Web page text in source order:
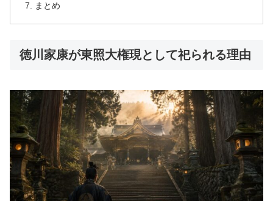
まとめ
徳川家康が東照大権現として祀られる理由